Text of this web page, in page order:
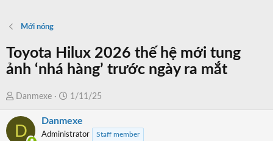
Mới nóng
Toyota Hilux 2026 thế hệ mới tung
ảnh ‘nhá hàng’ trước ngày ra mắt
T
r
e
Danmexe
N
à
y
1/11/25
D Danmexe
Administrator Staff member